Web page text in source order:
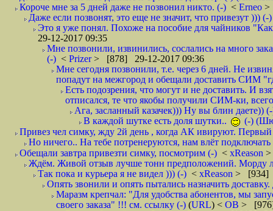
Короче мне за 5 дней даже не позвонил никто. (-) < Erneo >
Даже если позвонят, это еще не значит, что привезут ))) (-)
Это я уже понял. Похоже на пособие для чайников
29-12-2017 09:35
Мне позвонили, извинились, сослались на много
(-) < Prizer> [878] 29-12-2017 09:36
Мне сегодня позвонили, т.е. через 6 дней. Не
попадут на межгород и обещали доставить СИМ
Есть подозрения, что могут и не доставить. И
отписался, те что якобы получили СИМ-ки,
Ага, засланный казачек))) Ну вы блин даете))
В каждой шутке есть доля шутки..
(-)
Привез чел симку, жду 2й день , когда АК ивируют. Первый
Но ничего.. На тебе потренеруются, нам влёт подключать
Обещали завтра привезти симку, посмотрим (-) < xReason
Ждём. Живой отзыв лучше тонн предположений. Морду
Так пока и курьера я не видел ))) (-) < xReason > [934]
Опять звонили и опять пытались назначить
Маразм крепчал: "Для удобства абонентов, мы
своего заказа" !!! см. ссылку (-) (URL) < ОВ >